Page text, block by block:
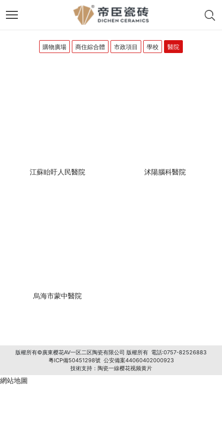
購物廣場 商住綜合體 市政項目 學校 醫院
江蘇眙盱人民醫院 沭陽腦科醫院
烏海市蒙中醫院
版權所有©廣東樱花AV一区二区陶瓷有限公司 版權所有 電話:0757-82526883
粵ICP備50451298號 公安備案44060402000923
技術支持： 陶瓷一線樱花视频黄片
網站地圖